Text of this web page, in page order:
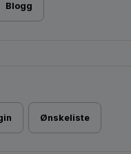
Blogg
Ønskeliste